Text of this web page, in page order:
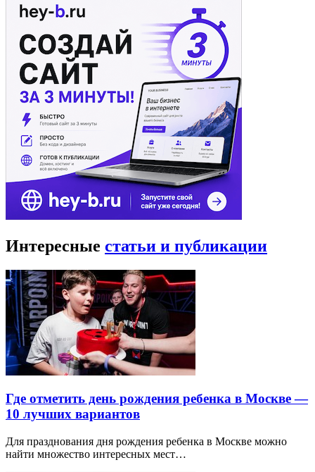
Интересные статьи и публикации
Где отметить день рождения ребенка в Москве —
10 лучших вариантов
Для празднования дня рождения ребенка в Москве можно
найти множество интересных мест…